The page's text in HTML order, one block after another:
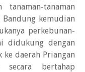
tanaman
kemudian
perkebunan-
didukung dengan
ke daerah Priangan
secara bertahap